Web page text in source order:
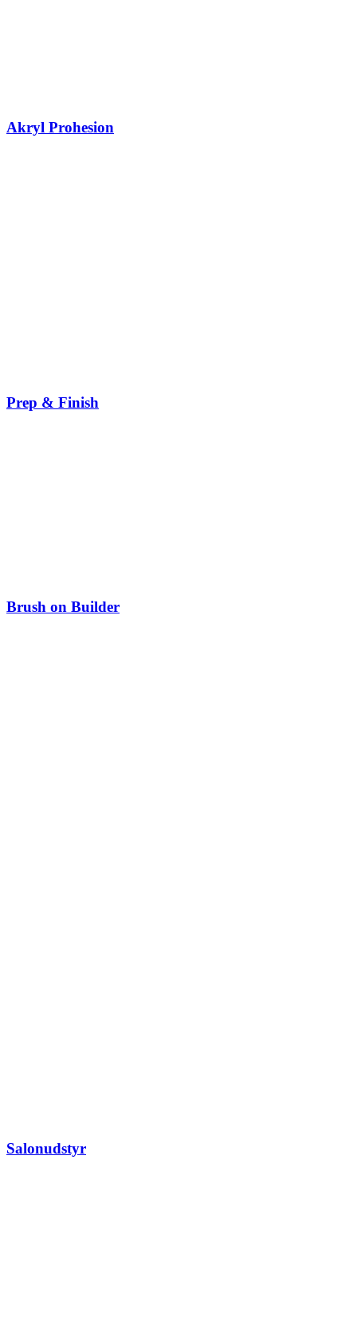
Akryl Prohesion
Prep & Finish
Brush on Builder
Salonudstyr